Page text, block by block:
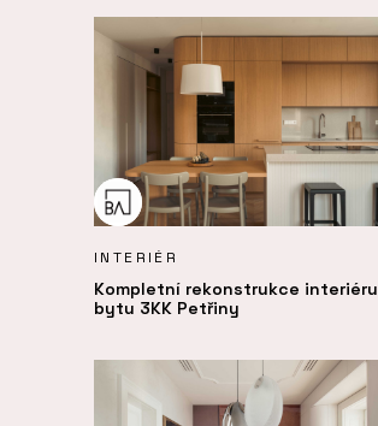
INTERIÉR
Kompletní rekonstrukce interiéru
bytu 3KK Petřiny